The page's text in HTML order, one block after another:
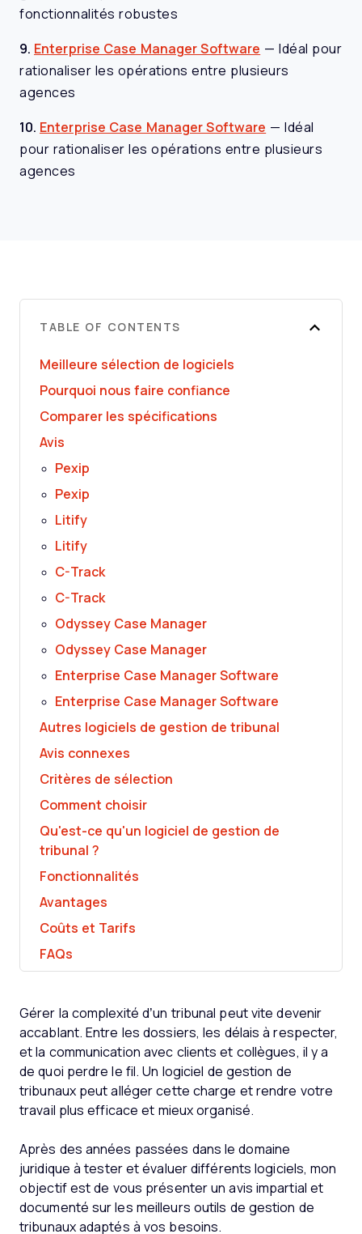
fonctionnalités robustes
9. Enterprise Case Manager Software — Idéal pour
rationaliser les opérations entre plusieurs
agences
10. Enterprise Case Manager Software — Idéal
pour rationaliser les opérations entre plusieurs
agences
TABLE OF CONTENTS
Meilleure sélection de logiciels
Pourquoi nous faire confiance
Comparer les spécifications
Avis
Pexip
Pexip
Litify
Litify
C-Track
C-Track
Odyssey Case Manager
Odyssey Case Manager
Enterprise Case Manager Software
Enterprise Case Manager Software
Autres logiciels de gestion de tribunal
Avis connexes
Critères de sélection
Comment choisir
Qu'est-ce qu'un logiciel de gestion de
tribunal ?
Fonctionnalités
Avantages
Coûts et Tarifs
FAQs
Gérer la complexité d’un tribunal peut vite devenir
accablant. Entre les dossiers, les délais à respecter,
et la communication avec clients et collègues, il y a
de quoi perdre le fil. Un logiciel de gestion de
tribunaux peut alléger cette charge et rendre votre
travail plus efficace et mieux organisé.
Après des années passées dans le domaine
juridique à tester et évaluer différents logiciels, mon
objectif est de vous présenter un avis impartial et
documenté sur les meilleurs outils de gestion de
tribunaux adaptés à vos besoins.